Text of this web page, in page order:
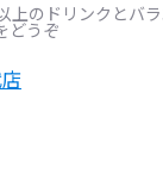
上のドリンクとバ
どうぞ